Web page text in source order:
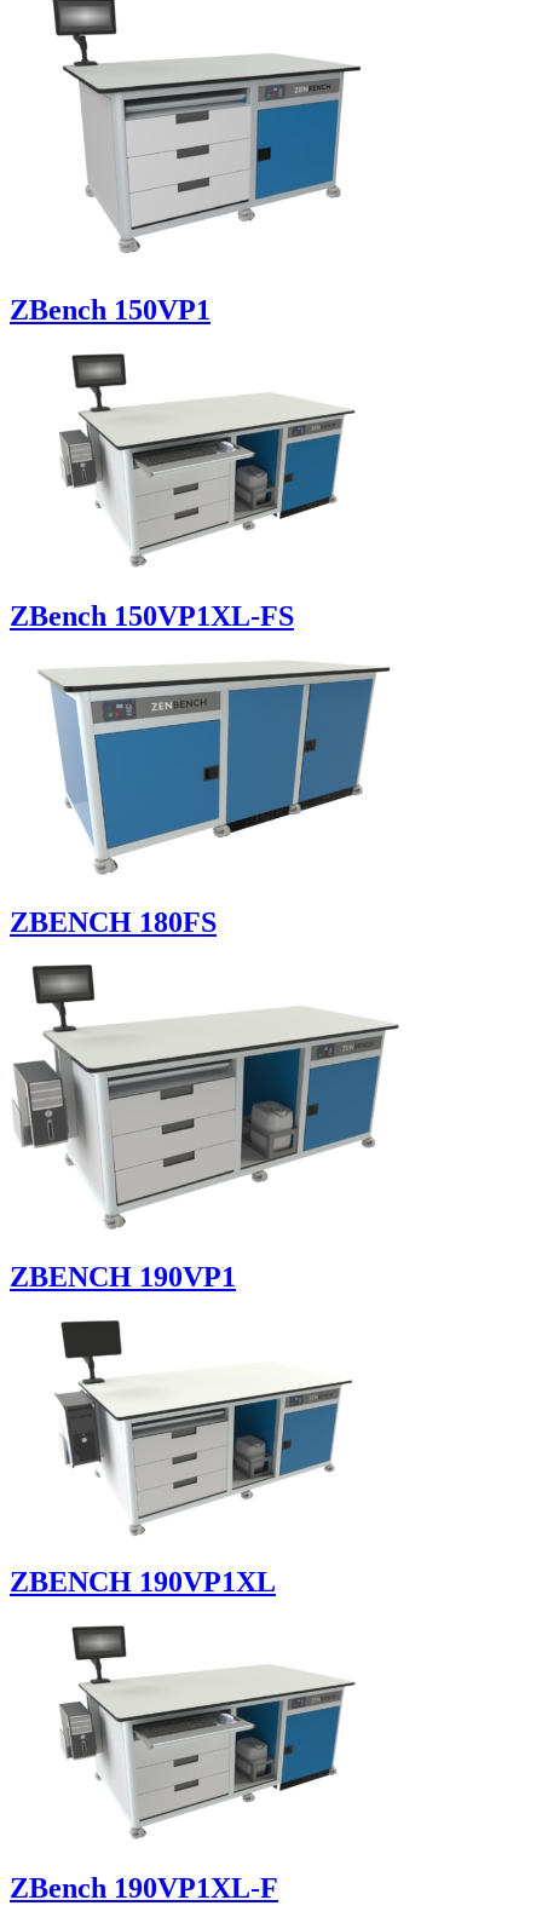
ZBench 150VP1
ZBench 150VP1XL-FS
ZBENCH 180FS
ZBENCH 190VP1
ZBENCH 190VP1XL
ZBench 190VP1XL-F